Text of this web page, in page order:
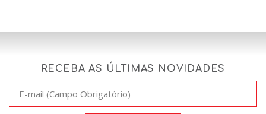
RECEBA AS ÚLTIMAS NOVIDADES